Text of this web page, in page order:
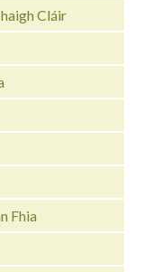
Cláir
Fhia